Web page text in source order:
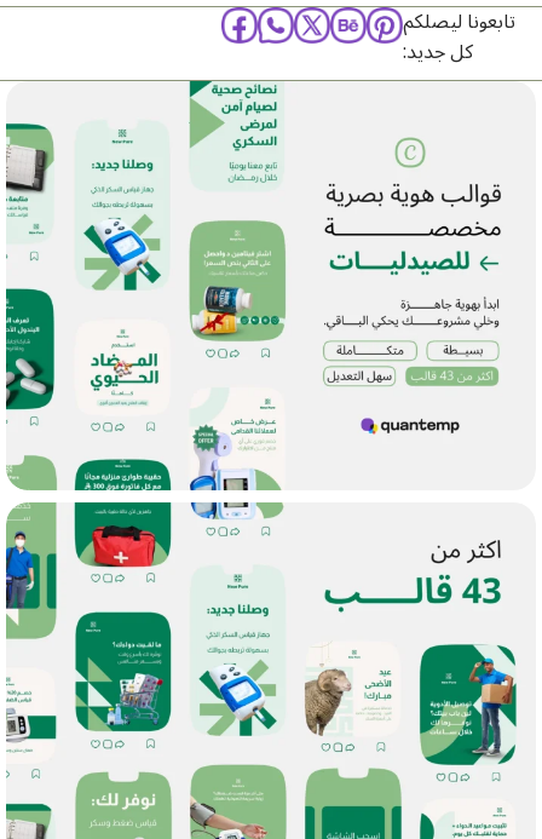
تابعونا ليصلكم
كل جديد: